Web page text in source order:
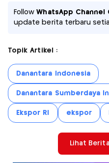
FollowWhatsApp Channel
update berita terbaru
Topik Artikel :
Danantara Indonesia
Danantara Sumberdaya
Ekspor RI ekspor
Lihat